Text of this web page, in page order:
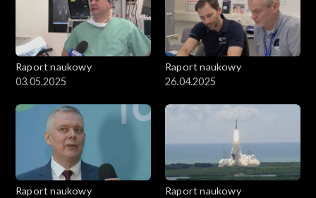
Raport naukowy
03.05.2025
Raport naukowy
26.04.2025
Raport naukowy
Raport naukowy